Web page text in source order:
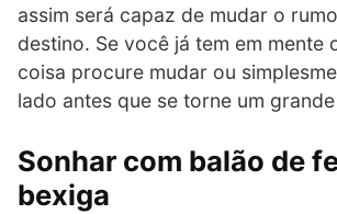
assim será capaz de mudar o
destino. Se você já tem em mente
coisa procure mudar ou
lado antes que se torne um
Sonhar com balão de
bexiga